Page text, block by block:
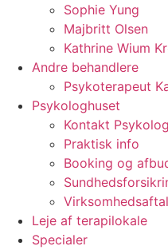
Sophie Yung
Majbritt Olsen
Kathrine Wium
Andre behandlere
Psykoterapeut
Psykologhuset
Kontakt
Praktisk info
Booking og
Leje af terapilokale
Specialer